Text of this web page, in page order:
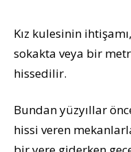
Kız kulesinin
sokakta veya bir
hissedilir.
Bundan yüzyıllar
hissi veren